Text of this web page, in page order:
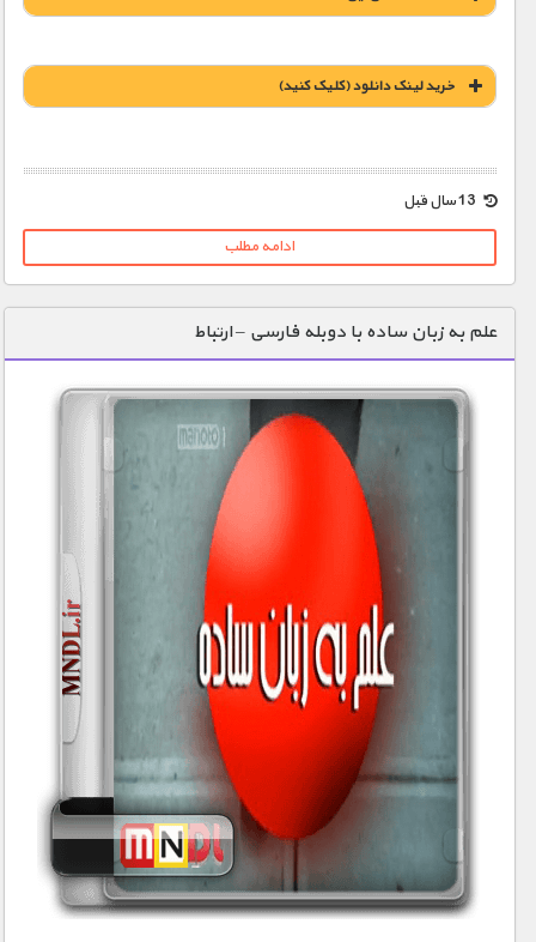
خريد لينک دانلود (کليک کنيد)
1900 تومان – خريد لينک دانلود (افزودن به سبد خريد)
ادامه مطلب
علم به زبان ساده با دوبله فارسی – ارتباط